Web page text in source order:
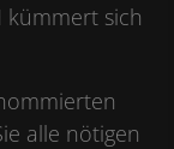
kümmert sich
alle nötigen